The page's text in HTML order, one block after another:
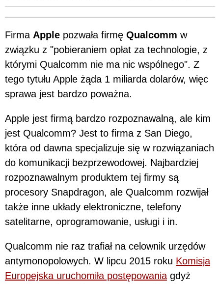
Firma Apple pozwała firmę Qualcomm w
związku z "pobieraniem opłat za technologie, z
którymi Qualcomm nie ma nic wspólnego". Z
tego tytułu Apple żąda 1 miliarda dolarów, więc
sprawa jest bardzo poważna.
Apple jest firmą bardzo rozpoznawalną, ale kim
jest Qualcomm? Jest to firma z San Diego,
która od dawna specjalizuje się w rozwiązaniach
do komunikacji bezprzewodowej. Najbardziej
rozpoznawalnym produktem tej firmy są
procesory Snapdragon, ale Qualcomm rozwijał
także inne układy elektroniczne, telefony
satelitarne, oprogramowanie, usługi i in.
Qualcomm nie raz trafiał na celownik urzędów
antymonopolowych. W lipcu 2015 roku Komisja
Europejska uruchomiła postępowania gdyż